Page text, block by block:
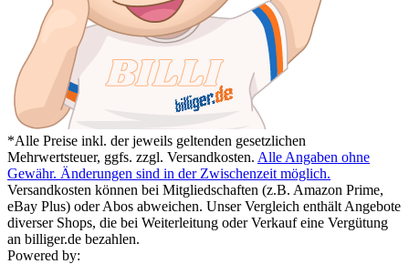
*Alle Preise inkl. der jeweils geltenden gesetzlichen
Mehrwertsteuer, ggfs. zzgl. Versandkosten. Alle Angaben ohne
Gewähr. Änderungen sind in der Zwischenzeit möglich.
Versandkosten können bei Mitgliedschaften (z.B. Amazon Prime,
eBay Plus) oder Abos abweichen. Unser Vergleich enthält Angebote
diverser Shops, die bei Weiterleitung oder Verkauf eine Vergütung
an billiger.de bezahlen.
Powered by: